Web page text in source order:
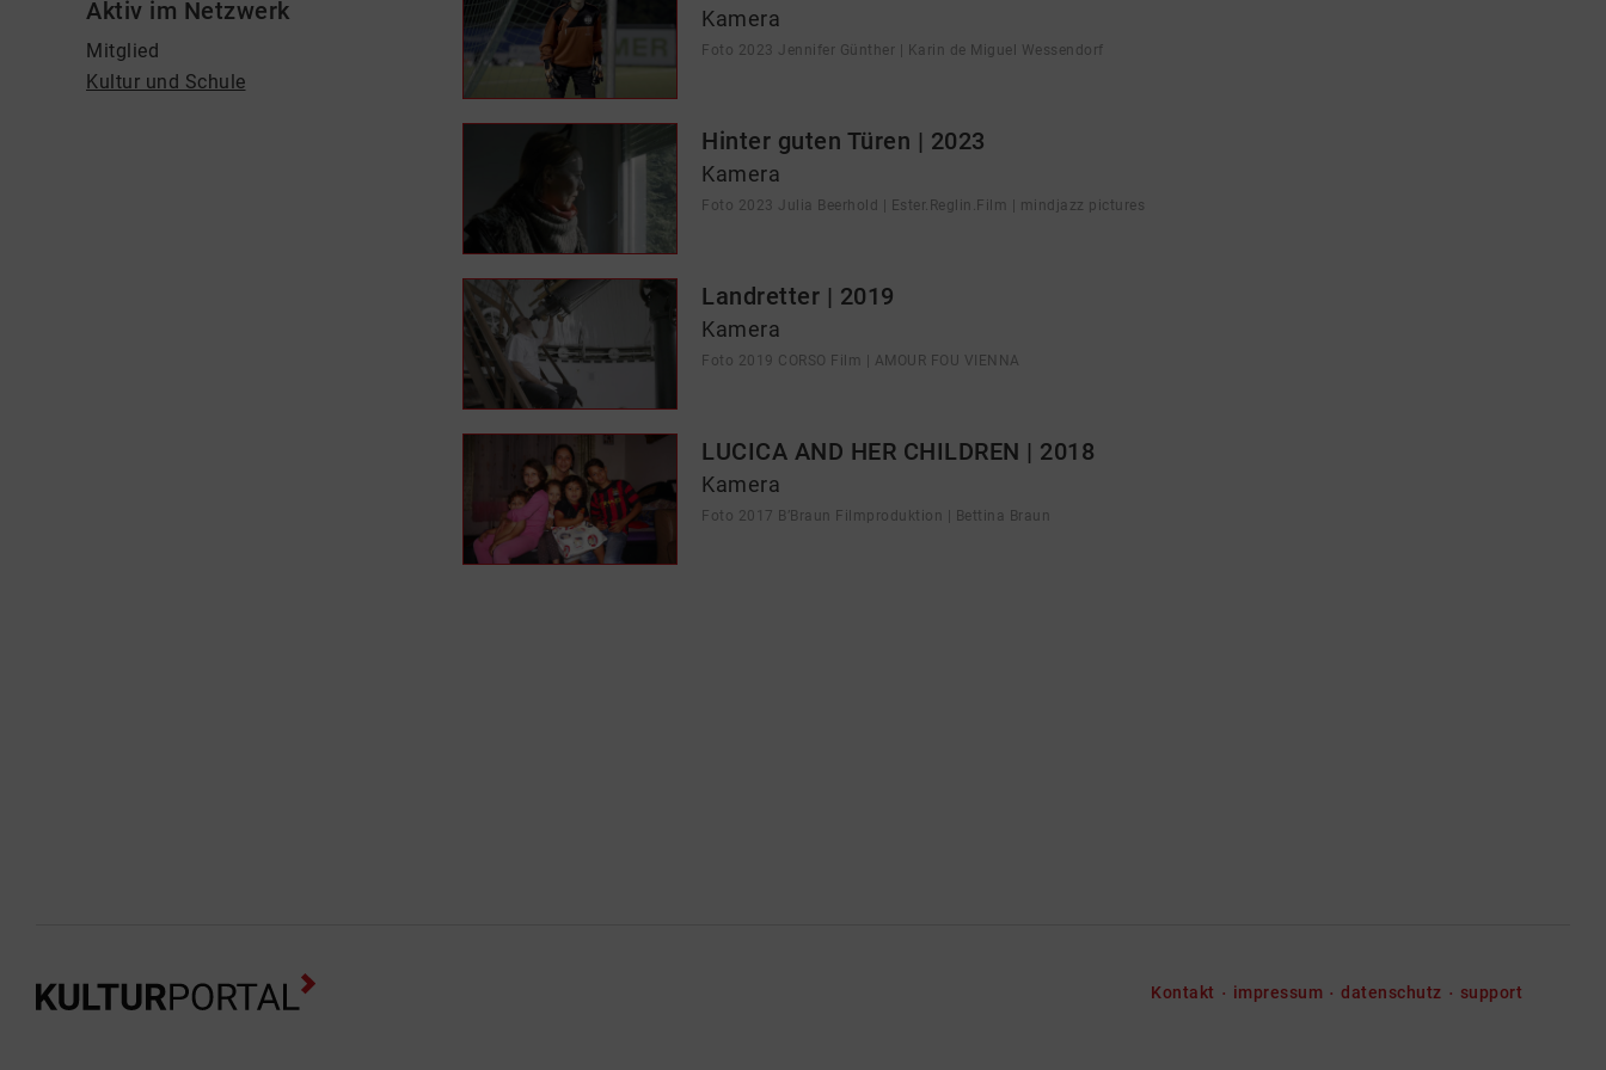
Aktiv im Netzwerk
Mitglied
Kultur und Schule
Kamera
Foto 2023 Jennifer Günther | Karin de Miguel Wessendorf
Hinter guten Türen | 2023
Kamera
Foto 2023 Julia Beerhold | Ester.Reglin.Film | mindjazz pictures
Landretter | 2019
Kamera
Foto 2019 CORSO Film | AMOUR FOU VIENNA
LUCICA AND HER CHILDREN | 2018
Kamera
Foto 2017 B’Braun Filmproduktion | Bettina Braun
Kontakt impressum datenschutz support